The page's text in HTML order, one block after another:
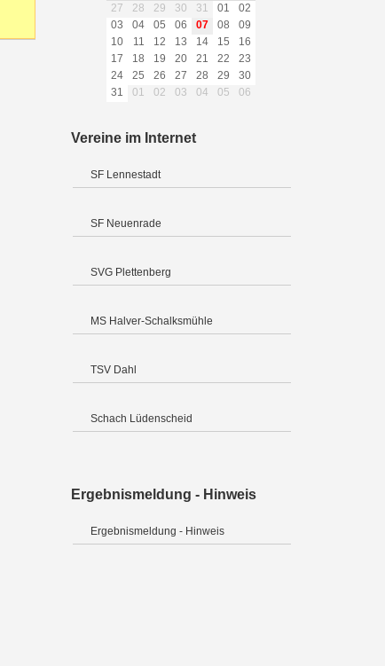
27
28 29 30 31 01
02
03
04 05 06 07 08
09
10
11 12 13 14 15
16
17
18 19 20 21 22
23
24
25 26 27 28 29
30
31
01 02 03 04 05 06
Vereine im Internet
SF Lennestadt
SF Neuenrade
SVG Plettenberg
MS Halver-Schalksmühle
TSV Dahl
Schach Lüdenscheid
Ergebnismeldung - Hinweis
Ergebnismeldung - Hinweis